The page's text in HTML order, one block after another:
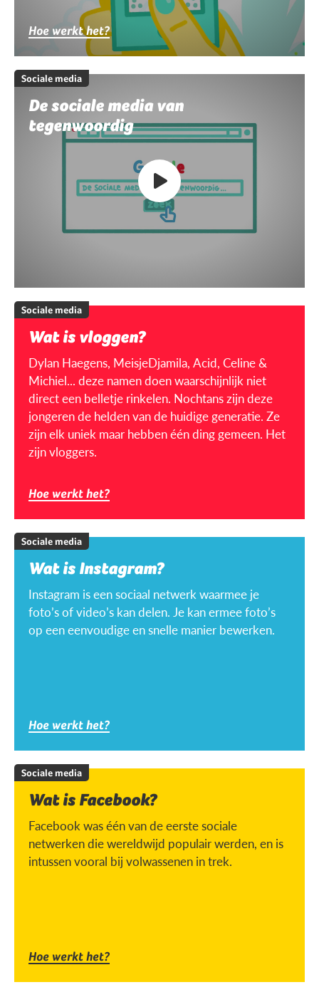
Hoe werkt het?
Sociale media
De sociale media van
tegenwoordig
Sociale media
Wat is vloggen?
Dylan Haegens, MeisjeDjamila, Acid, Celine &
Michiel... deze namen doen waarschijnlijk niet
direct een belletje rinkelen. Nochtans zijn deze
jongeren de helden van de huidige generatie. Ze
zijn elk uniek maar hebben één ding gemeen. Het
zijn vloggers.
Hoe werkt het?
Sociale media
Wat is Instagram?
Instagram is een sociaal netwerk waarmee je
foto’s of video’s kan delen. Je kan ermee foto’s
op een eenvoudige en snelle manier bewerken.
Hoe werkt het?
Sociale media
Wat is Facebook?
Facebook was één van de eerste sociale
netwerken die wereldwijd populair werden, en is
intussen vooral bij volwassenen in trek.
Hoe werkt het?